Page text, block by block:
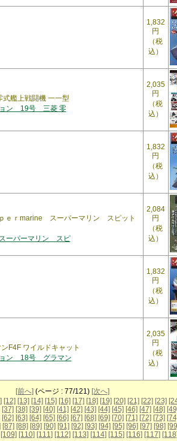
1,832
円
（税
込）
艦上戦闘機 一一型
ョン 19号 三菱 零
2,035
円
（税
込）
1,832
円
（税
込）
ｅｒmarine スーパーマリン スピット
ーパーマリン スピ
2,084
円
（税
込）
1,832
円
（税
込）
F4F ワイルドキャット
ョン 18号 グラマン
2,035
円
（税
込）
[前へ] (ページ : 77/121) [次へ]
[12] [13] [14] [15] [16] [17] [18] [19] [20] [21] [22] [23]
[37] [38] [39] [40] [41] [42] [43] [44] [45] [46] [47] [48]
[62] [63] [64] [65] [66] [67] [68] [69] [70] [71] [72] [73]
[87] [88] [89] [90] [91] [92] [93] [94] [95] [96] [97] [98]
[109] [110] [111] [112] [113] [114] [115] [116] [117] [118]